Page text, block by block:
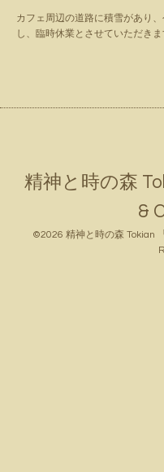
カフェ周辺の道路に積雪があり
し、臨時休業とさせていただき
精神と時の森
&
©2026 精神と時の森 Tokian